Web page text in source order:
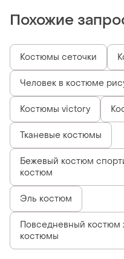
Похожие
Костюмы сеточки
Человек в костюме
Костюмы victory
Тканевые костюмы
Бежевый костюм
костюм
Эль костюм
Повседневный костюм
костюмы